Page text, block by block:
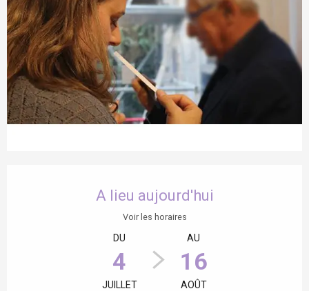
A lieu aujourd'hui
Voir les horaires
DU
4
JUILLET
AU
16
AOÛT